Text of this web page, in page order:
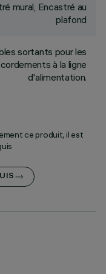
mural, Encastré au
plafond
sortants pour les
à la ligne
d'alimentation.
ce produit, il est